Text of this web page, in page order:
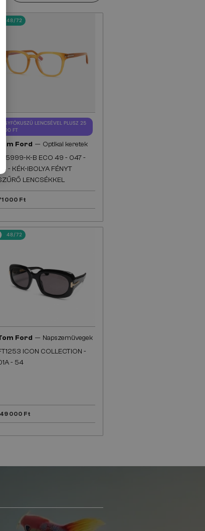
48/72
EGYFÓKUSZÚ LENCSÉVEL PLUSZ 25
000 FT
Tom Ford — Optikai keretek
TF5999-K-B ECO 49 - 047 -
49 - KÉK-IBOLYA FÉNYT
LENCSÉKKEL
000 Ft
48/72
Ford — Napszemüvegek
ICON COLLECTION -
- 54
000 Ft